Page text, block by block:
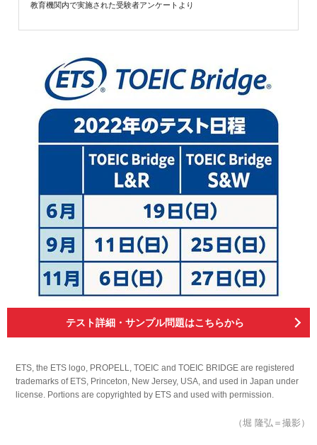
教育機関内で実施された受験者アンケートより
テスト詳細・サンプル問題はこちらから
ETS, the ETS logo, PROPELL, TOEIC and TOEIC BRIDGE are registered
trademarks of ETS, Princeton, New Jersey, USA, and used in Japan under
license. Portions are copyrighted by ETS and used with permission.
（堀 隆弘＝撮影）